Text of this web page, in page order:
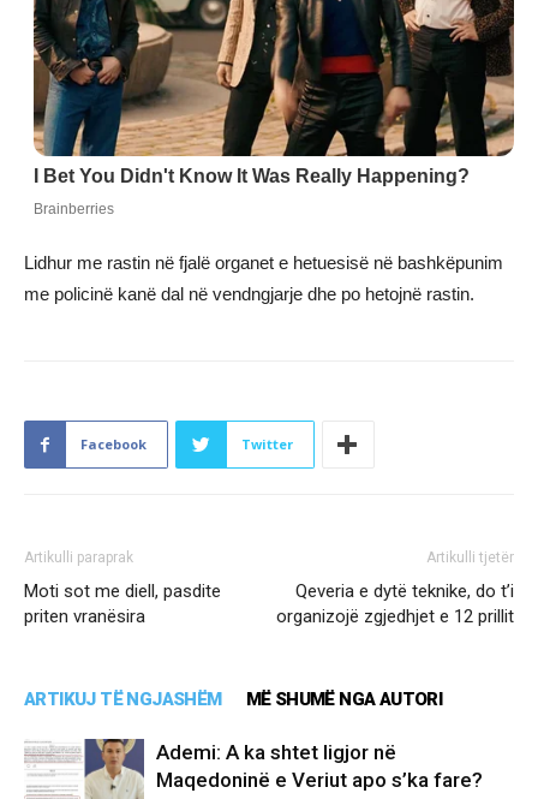
Lidhur me rastin në fjalë organet e hetuesisë në bashkëpunim
me policinë kanë dal në vendngjarje dhe po hetojnë rastin.
Facebook Twitter
Artikulli paraprak
Moti sot me diell, pasdite
priten vranësira
Artikulli tjetër
Qeveria e dytë teknike, do t’i
organizojë zgjedhjet e 12 prillit
ARTIKUJ TË NGJASHËM MË SHUMË NGA AUTORI
Ademi: A ka shtet ligjor në
Maqedoninë e Veriut apo s’ka fare?